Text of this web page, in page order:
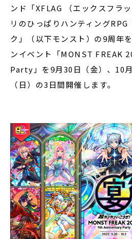
ンド「XFLAG （エックスフラ
リのひっぱりハンティングRPG
ク」（以下モンスト）の9周年
ンイベント「MONST FREAK
Party」を9月30日（金）、10
（日）の3日間開催します。